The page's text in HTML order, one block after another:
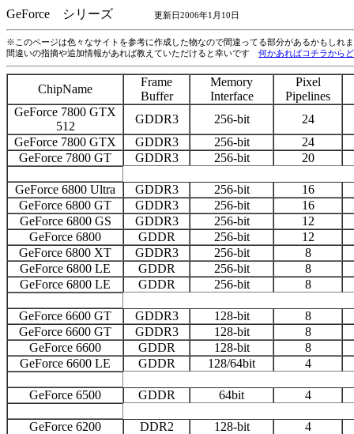
GeForce シリーズ 更新日2006年1月10日
※このページは色々なサイトを参考に作成した物なので間違ってる部分があるかもしれ
間違いの指摘や追加情報があれば教えていただけると幸いです 何かあればコチラから
ChipName
Frame
Buffer
Memory
Interface
Pixel
Pipelines
GeForce 7800 GTX
512
GDDR3 256-bit
24
GeForce 7800 GTX
GDDR3 256-bit
24
GeForce 7800 GT
GDDR3 256-bit 20
GeForce 6800 Ultra GDDR3 256-bit
16
GeForce 6800 GT
GDDR3 256-bit
16
GeForce 6800 GS
GDDR3 256-bit
12
GeForce 6800
GDDR 256-bit
12
GeForce 6800 XT
GDDR3 256-bit
8
GeForce 6800 LE
GDDR 256-bit
8
GeForce 6800 LE
GDDR 256-bit 8
GeForce 6600 GT GDDR3 128-bit
8
GeForce 6600 GT
GDDR3 128-bit
8
GeForce 6600
GDDR 128-bit
8
GeForce 6600 LE
GDDR 128/64bit 4
GeForce 6500 GDDR 64bit 4
GeForce 6200 DDR2 128-bit
4